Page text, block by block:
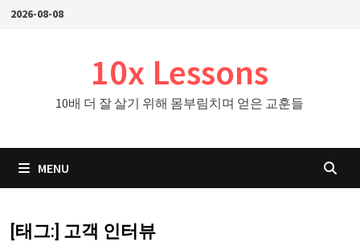
Skip2026-08-08
10x Lessons
10배 더 잘 살기 위해 몸부림치며 얻은 교훈들
MENU
[태그:] 고객 인터뷰